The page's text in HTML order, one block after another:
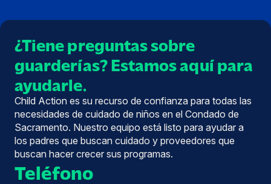
(Twitter)
¿Tiene preguntas sobre
guarderías? Estamos aquí para
ayudarle.
Child Action es su recurso de confianza para todas las
necesidades de cuidado de niños en el Condado de
Sacramento. Nuestro equipo está listo para ayudar a
los padres que buscan cuidado y proveedores que
buscan hacer crecer sus programas.
Teléfono